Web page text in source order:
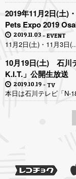
2019年11月2日(土)
Pets Expo 2019
2019.11.03 EVENT
11月2日(土)・11月3日
10月19日(土) 石川
K.I.T.」公開生放送
2019.10.19 TV
本日は石川テレビ「N-